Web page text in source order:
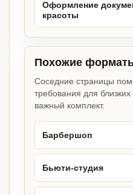
Оформление
красоты
Похожие
Соседние страницы
требования для
важный комплект.
Барбершоп
Бьюти-студия